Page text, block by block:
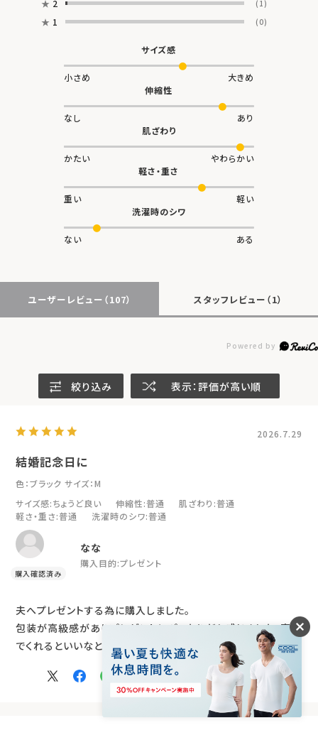
★ 2 (1)
★ 1 (0)
サイズ感
小さめ
大きめ
伸縮性
なし
あり
肌ざわり
かたい
やわらかい
軽さ・重さ
重い
軽い
洗濯時のシワ
ない ある
ユーザーレビュー （107） スタッフレビュー （1）
絞り込み 表示：評価が高い順
2026.7.29
結婚記念日に
色：ブラック サイズ：M
サイズ感:ちょうど良い 伸縮性:普通 肌ざわり :普通
軽さ・重さ:普通 洗濯時のシワ:普通
なな
購入目的:プレゼント
夫へプレゼントする為に購入しました。
包装が高級感がありプレゼントにぴったりだと感じました。喜ん
でくれるといいなと期待を込めて！
参考になった Like!